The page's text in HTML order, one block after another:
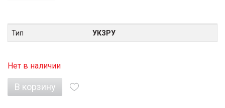
Тип УКЗРУ
Нет в наличии
В корзину